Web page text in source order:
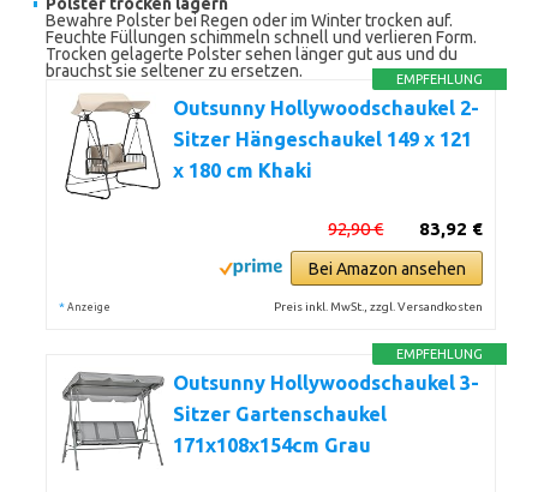
Bewahre Polster bei Regen oder im Winter trocken auf.
Feuchte Füllungen schimmeln schnell und verlieren Form.
Trocken gelagerte Polster sehen länger gut aus und du
brauchst sie seltener zu ersetzen.
EMPFEHLUNG
Outsunny Hollywoodschaukel 2-
Sitzer Hängeschaukel 149 x 121
x 180 cm Khaki
83,92 €
92,90 €
Bei Amazon ansehen
* Anzeige Preis inkl. MwSt., zzgl. Versandkosten
EMPFEHLUNG
Outsunny Hollywoodschaukel 3-
Sitzer Gartenschaukel
171x108x154cm Grau